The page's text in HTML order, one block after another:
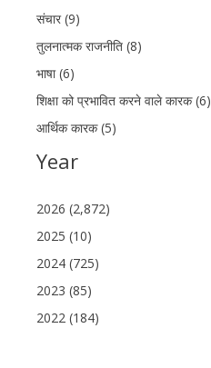
संचार (9)
तुलनात्मक राजनीति (8)
भाषा (6)
शिक्षा को प्रभावित करने वाले कारक (6)
आर्थिक कारक (5)
Year
2026 (2,872)
2025 (10)
2024 (725)
2023 (85)
2022 (184)